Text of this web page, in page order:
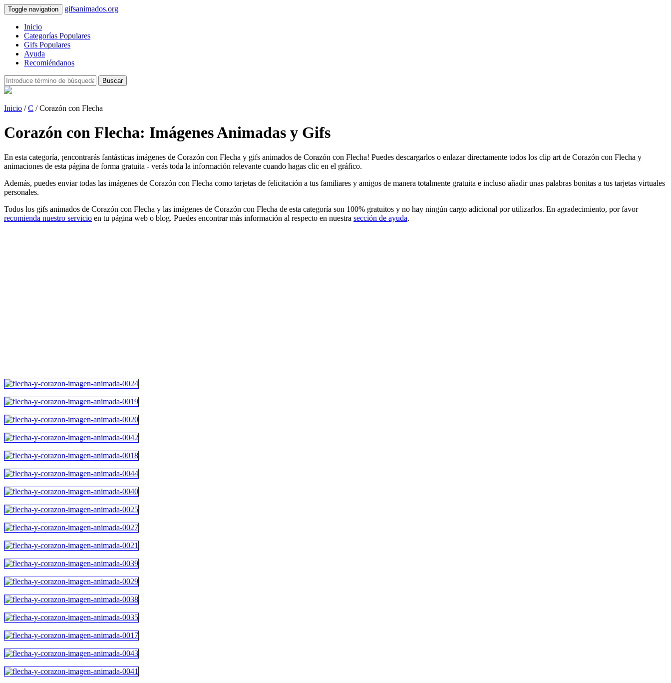
Toggle navigation gifsanimados.org
Inicio
Categorías Populares
Gifs Populares
Ayuda
Recomiéndanos
Buscar
Inicio /C / Corazón con Flecha
Corazón con Flecha: Imágenes Animadas y Gifs
En esta categoría, ¡encontrarás fantásticas imágenes de Corazón con Flecha y gifs animados de Corazón con Flecha! Puedes descargarlos o enlazar directamente todos los clip art de Corazón con Flecha y
animaciones de esta página de forma gratuita - verás toda la información relevante cuando hagas clic en el gráfico.
Además, puedes enviar todas las imágenes de Corazón con Flecha como tarjetas de felicitación a tus familiares y amigos de manera totalmente gratuita e incluso añadir unas palabras bonitas a tus tarjetas virtuales
personales.
Todos los gifs animados de Corazón con Flecha y las imágenes de Corazón con Flecha de esta categoría son 100% gratuitos y no hay ningún cargo adicional por utilizarlos. En agradecimiento, por favor
recomienda nuestro servicio en tu página web o blog. Puedes encontrar más información al respecto en nuestra sección de ayuda.